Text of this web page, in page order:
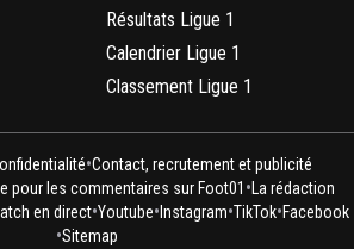
Résultats Ligue 1
Calendrier Ligue 1
Classement Ligue 1
•Contact, recrutement et publicité
pour les commentaires sur Foot01 •La rédaction
en direct•Youtube• Instagram•TikTok•Facebook
•Sitemap